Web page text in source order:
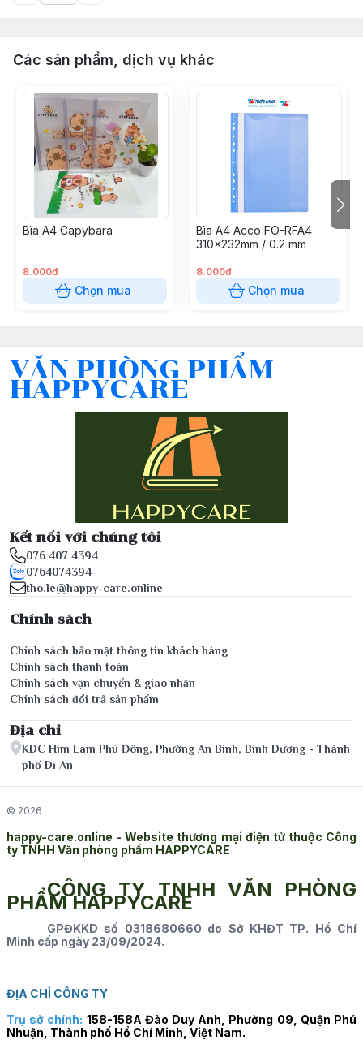
Các sản phẩm, dịch vụ khác
Bìa A4 Capybara
8.000đ
Chọn mua
Bìa A4 Acco FO-RFA4
310x232mm / 0.2 mm
8.000đ
Chọn mua
VĂN PHÒNG PHẨM
HAPPYCARE
Kết nối với chúng tôi
076 407 4394
0764074394
tho.le@happy-care.online
Chính sách
Chính sách bảo mật thông tin khách hàng
Chính sách thanh toán
Chính sách vận chuyển & giao nhận
Chính sách đổi trả sản phẩm
Địa chỉ
KDC Him Lam Phú Đông, Phường An Bình, Bình Dương - Thành
phố Dĩ An
© 2026
happy-care.online - Website thương mại điện tử thuộc Công
ty TNHH Văn phòng phẩm HAPPYCARE
CÔNG TY TNHH VĂN PHÒNG
PHẨM HAPPYCARE
GPĐKKD số 0318680660 do Sở KHĐT TP. Hồ Chí
Minh cấp ngày 23/09/2024.
ĐỊA CHỈ CÔNG TY
Trụ sở chính: 158-158A Đào Duy Anh, Phường 09, Quận Phú
Nhuận, Thành phố Hồ Chí Minh, Việt Nam.